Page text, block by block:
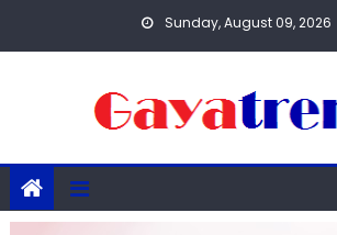
Sunday, August 09, 2026